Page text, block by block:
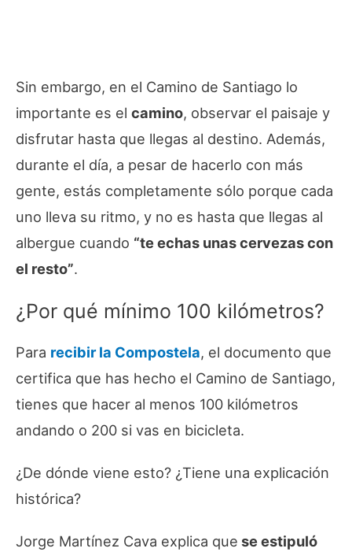
Sin embargo, en el Camino de Santiago lo
importante es el camino, observar el paisaje y
disfrutar hasta que llegas al destino. Además,
durante el día, a pesar de hacerlo con más
gente, estás completamente sólo porque cada
uno lleva su ritmo, y no es hasta que llegas al
albergue cuando “te echas unas cervezas con
el resto”.
¿Por qué mínimo 100 kilómetros?
Para recibir la Compostela, el documento que
certifica que has hecho el Camino de Santiago,
tienes que hacer al menos 100 kilómetros
andando o 200 si vas en bicicleta.
¿De dónde viene esto? ¿Tiene una explicación
histórica?
Jorge Martínez Cava explica que se estipuló